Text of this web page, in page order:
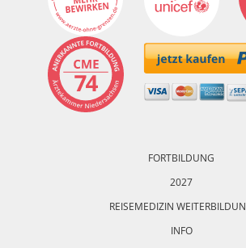
FORTBILDUNG
2027
REISEMEDIZIN
INFO